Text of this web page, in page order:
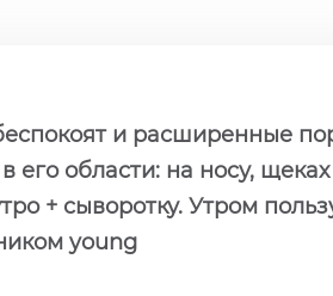
и расширенные
его области: на носу,
+ сыворотку. Утром
young